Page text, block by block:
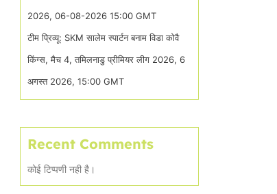
2026, 06-08-2026 15:00 GMT
टीम प्रिव्यू: SKM सालेम स्पार्टन बनाम विडा कोवै
किंग्स, मैच 4, तमिलनाडु प्रीमियर लीग 2026, 6
अगस्त 2026, 15:00 GMT
Recent Comments
कोई टिप्पणी नही है।